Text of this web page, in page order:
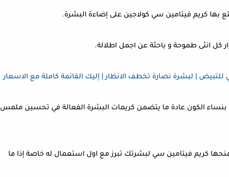
بها كريم فيتامين سي كولاجين على إضاءة البشرة.
كل انثى طموحة و باحثة عن اجمل اطلالة.
| لبشرة نضارة تخطف الانظار | إليك القائمة كاملة مع الاسعار
بنساء الكون عادة ما يتضمن كريمات البشرة الفعالة في تحسين ملمس
كريم فيتامين سي لبشرتك تبرز مع اول استعمال له خاصة إذا ما